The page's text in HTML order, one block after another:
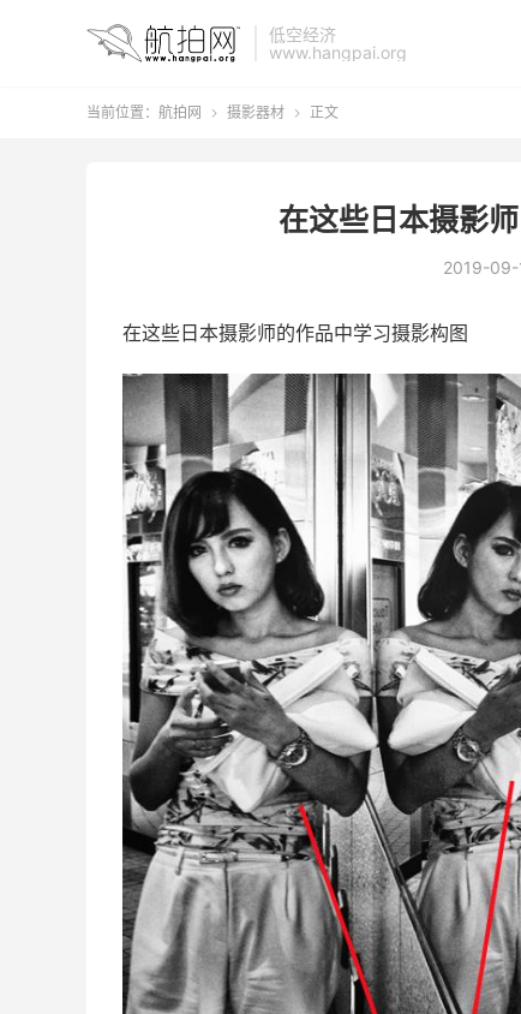
低空经济
www.hangpai.org
当前位置： 航拍网  摄影器材  正文
在这些日本摄影
2019-09-
在这些日本摄影师的作品中学习摄影构图